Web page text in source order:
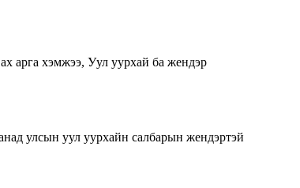
арга хэмжээ, Уул уурхай ба жендэр
улсын уул уурхайн салбарын жендэртэй